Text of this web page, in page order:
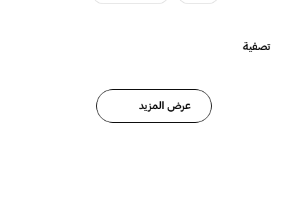
تصفية
عرض المزيد